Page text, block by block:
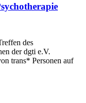
des
der dgti e.V.
trans* Personen auf